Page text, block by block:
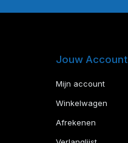
Jouw Account
Mijn account
Winkelwagen
Afrekenen